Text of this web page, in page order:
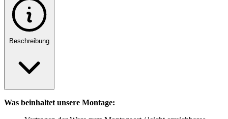
Beschreibung
Was beinhaltet unsere Montage: